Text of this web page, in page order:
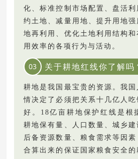
化、标准控制市场配置、盘活
约土地、减量用地、提升用地
地再利用、优化土地利用结构和
用效率的各项行为与活动。
03 关于耕地红线你了解吗
耕地是我国最宝贵的资源。我国
情决定了必须把关系十几亿人
好。 18亿亩耕地保护红线是根
耕地保有量、人口数量、城乡
后备资源数量、粮食需求等因
合算出来的保证国家粮食安全的